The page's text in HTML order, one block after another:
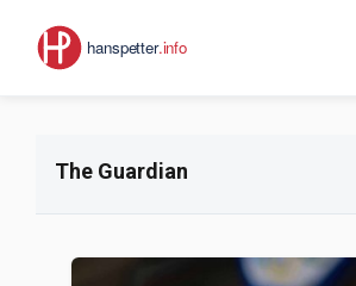
The Guardian